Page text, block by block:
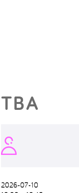
TBA
2026-07-10